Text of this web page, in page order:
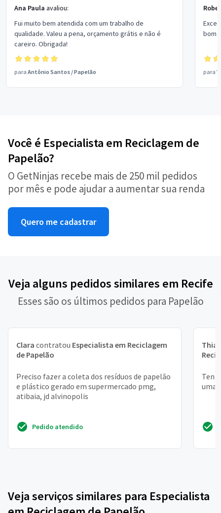
Ana Paula avaliou:
Fui muito bem atendida com um trabalho de
qualidade. Valeu a pena, orçamento grátis e não é
careiro. Obrigada!
para Antônio Santos /Papelão
bom
para
Você é Especialista em Reciclagem de
Papelão?
O GetNinjas recebe mais de 250 mil pedidos
por mês e pode ajudar a aumentar sua renda
Quero me cadastrar
Veja alguns pedidos similares em Recife
Esses são os últimos pedidos para Papelão
Clara contratou Especialista em Reciclagem
de Papelão
Preciso fazer a coleta dos resíduos de papelão
e plástico gerado em supermercado pmg,
atibaia, jd alvinopolis
Pedido atendido
uma
Veja serviços similares para Especialista